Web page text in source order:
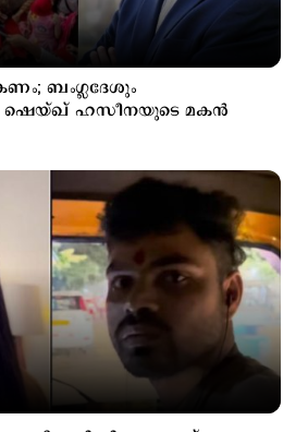
ബംഗ്ലദേശും
ഷെയ്ഖ് ഹസീനയുടെ മകന്‍